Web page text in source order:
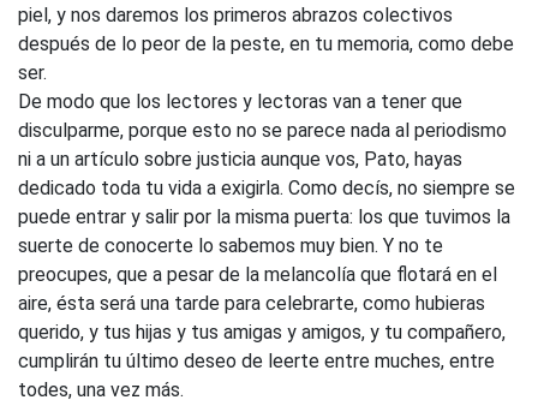
piel, y nos daremos los primeros abrazos colectivos
después de lo peor de la peste, en tu memoria, como debe
ser.
De modo que los lectores y lectoras van a tener que
disculparme, porque esto no se parece nada al periodismo
ni a un artículo sobre justicia aunque vos, Pato, hayas
dedicado toda tu vida a exigirla. Como decís, no siempre se
puede entrar y salir por la misma puerta: los que tuvimos la
suerte de conocerte lo sabemos muy bien. Y no te
preocupes, que a pesar de la melancolía que flotará en el
aire, ésta será una tarde para celebrarte, como hubieras
querido, y tus hijas y tus amigas y amigos, y tu compañero,
cumplirán tu último deseo de leerte entre muches, entre
todes, una vez más.